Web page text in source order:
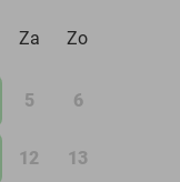
Za Zo
5 6
12 13